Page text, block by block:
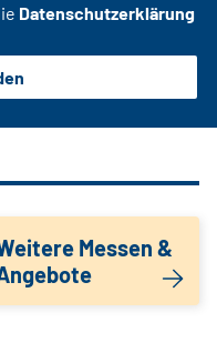
Datenschutzerklärung
Messen &